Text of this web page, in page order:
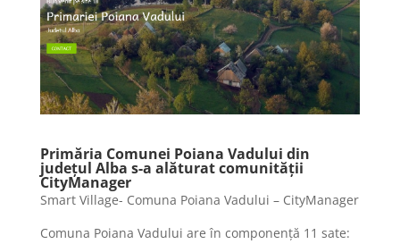
Primăria Comunei Poiana Vadului din
județul Alba s-a alăturat comunității
CityManager
Smart Village- Comuna Poiana Vadului – CityManager
Comuna Poiana Vadului are în componență 11 sate: